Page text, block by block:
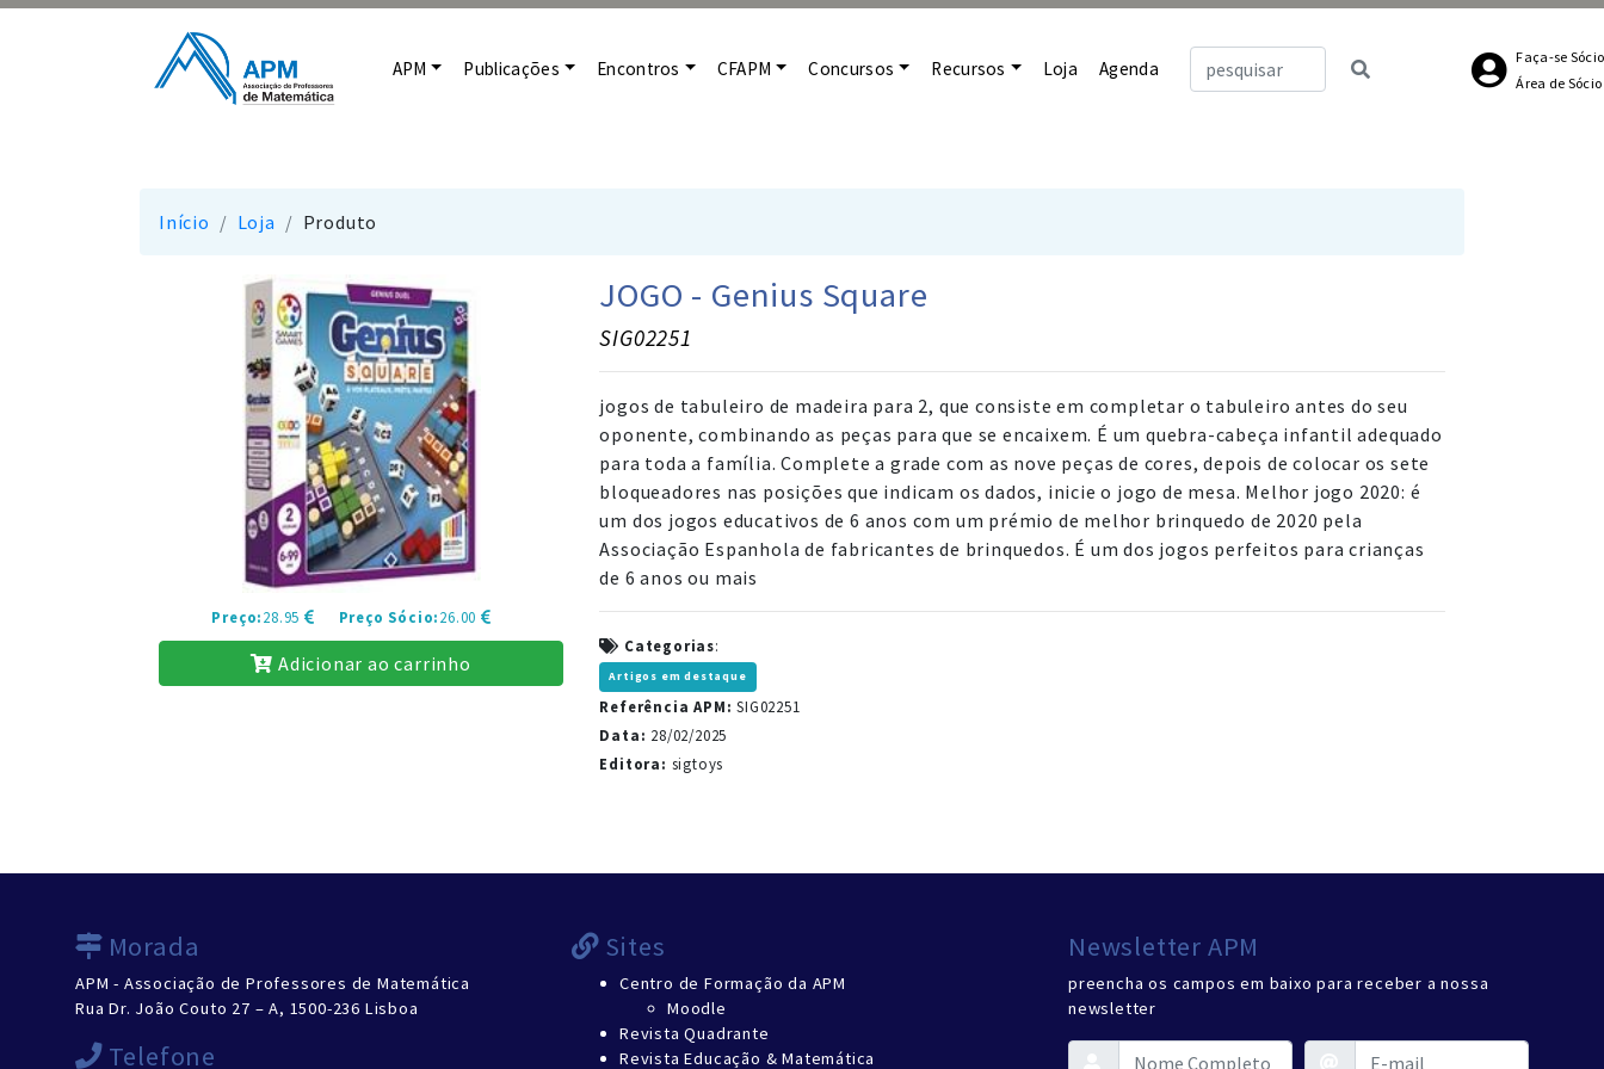
APM Publicações Encontros CFAPM Concursos Recursos Loja Agenda
Faça-se Sócio
Área de Sócio
Início Loja Produto
Preço:28.95 Preço Sócio:26.00
Adicionar ao carrinho
JOGO - Genius Square
SIG02251
jogos de tabuleiro de madeira para 2, que consiste em completar o tabuleiro antes do seu
oponente, combinando as peças para que se encaixem. É um quebra-cabeça infantil adequado
para toda a família. Complete a grade com as nove peças de cores, depois de colocar os sete
bloqueadores nas posições que indicam os dados, inicie o jogo de mesa. Melhor jogo 2020: é
um dos jogos educativos de 6 anos com um prémio de melhor brinquedo de 2020 pela
Associação Espanhola de fabricantes de brinquedos. É um dos jogos perfeitos para crianças
de 6 anos ou mais
Categorias:
Artigos em destaque
Referência APM: SIG02251
Data: 28/02/2025
Editora: sigtoys
Morada
APM - Associação de Professores de Matemática
Rua Dr. João Couto 27 – A, 1500-236 Lisboa
Telefone
Sites
Centro de Formação da APM
Moodle
Revista Quadrante
Revista Educação & Matemática
Newsletter APM
preencha os campos em baixo para receber a nossa
newsletter